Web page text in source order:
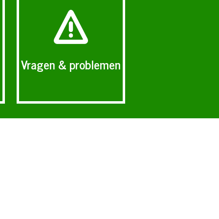
Vragen & problemen